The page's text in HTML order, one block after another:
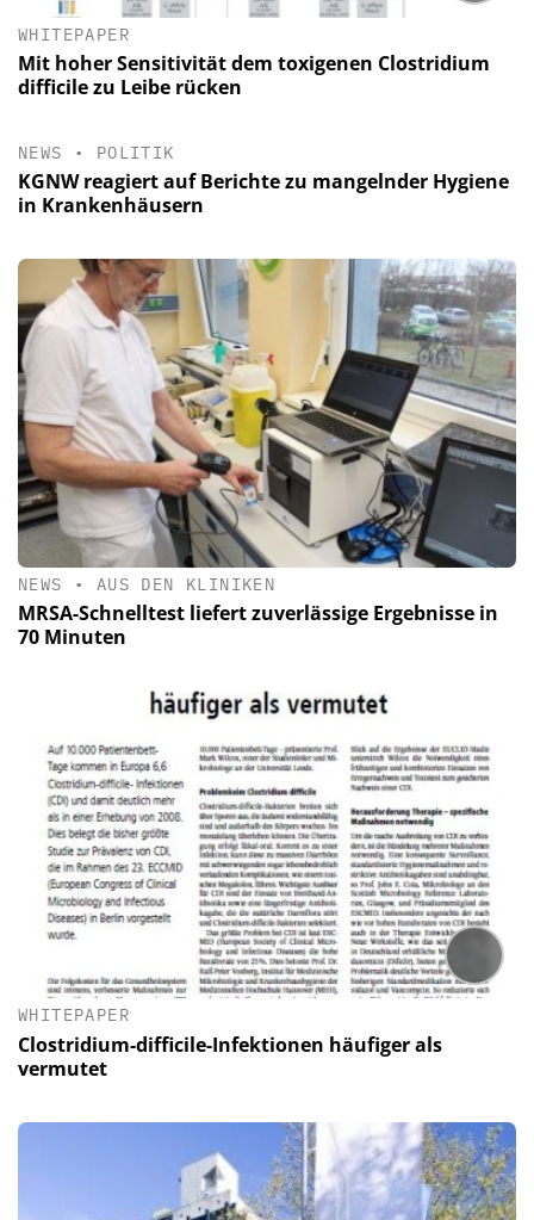
WHITEPAPER
Mit hoher Sensitivität dem toxigenen Clostridium
difficile zu Leibe rücken
NEWS • POLITIK
KGNW reagiert auf Berichte zu mangelnder Hygiene
in Krankenhäusern
NEWS • AUS DEN KLINIKEN
MRSA-Schnelltest liefert zuverlässige Ergebnisse in
70 Minuten
WHITEPAPER
Clostridium-difficile-Infektionen häufiger als
vermutet